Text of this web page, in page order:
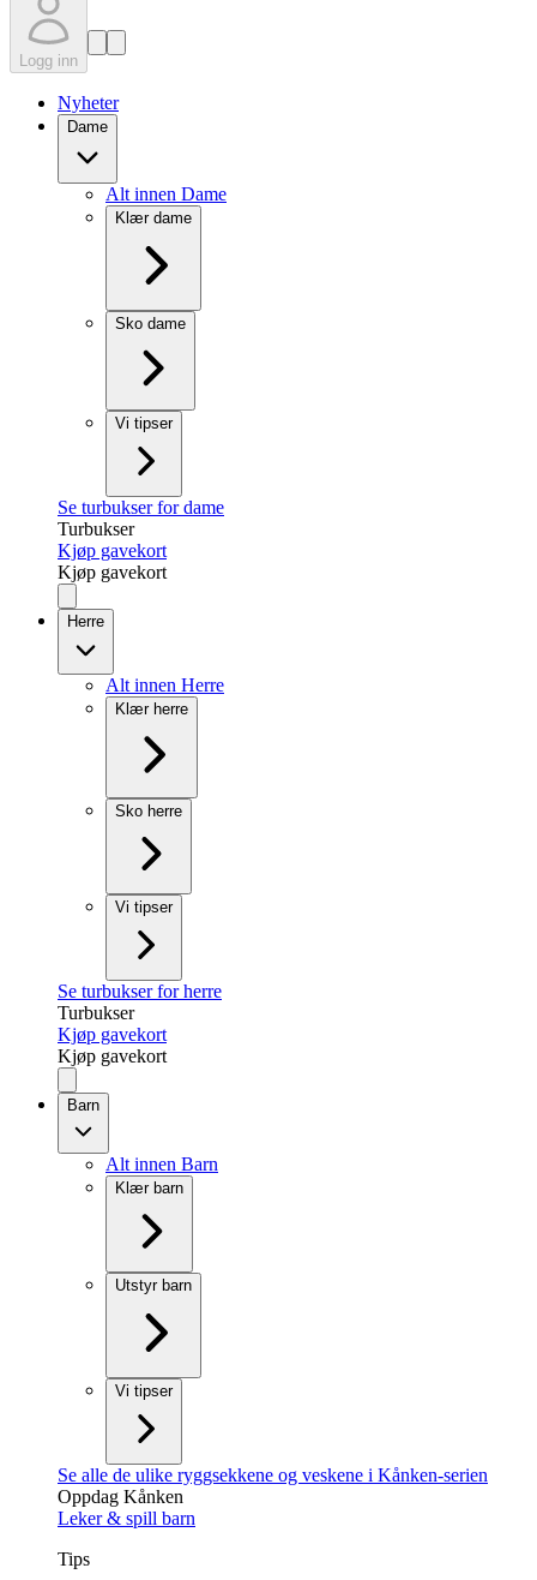
Logg inn
Nyheter
Dame
Alt innen Dame
Klær dame
Sko dame
Vi tipser
Se turbukser for dame
Turbukser
Kjøp gavekort
Kjøp gavekort
Herre
Alt innen Herre
Klær herre
Sko herre
Vi tipser
Se turbukser for herre
Turbukser
Kjøp gavekort
Kjøp gavekort
Barn
Alt innen Barn
Klær barn
Utstyr barn
Vi tipser
Se alle de ulike ryggsekkene og veskene i Kånken-serien
Oppdag Kånken
Leker & spill barn
Tips